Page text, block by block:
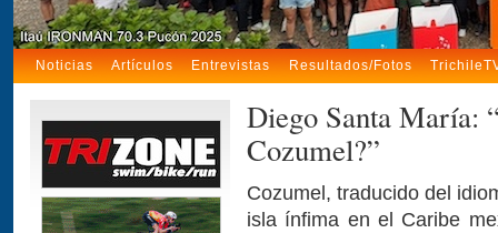
Noticias Artículos Entrevistas Resultados/Fotos
Diego Santa María:
Cozumel?”
Cozumel, traducido del
isla ínfima en el Caribe